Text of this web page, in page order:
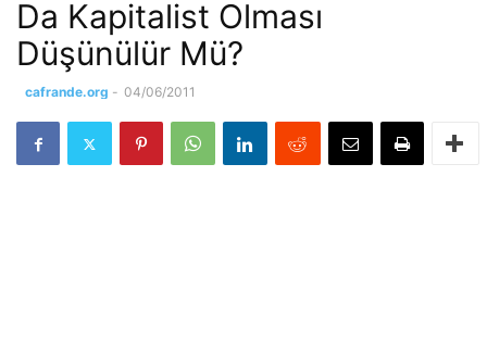
Da Kapitalist Olma­sı
Düşünülür Mü?
cafrande.org - 04/06/2011